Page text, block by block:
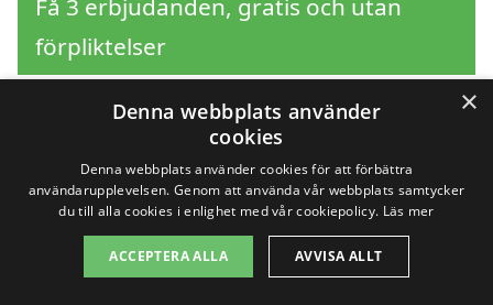
Få 3 erbjudanden, gratis och utan
förpliktelser
Sök efter en
professionell för
trädgårdsdesign i andra
×
Denna webbplats använder
cookies
Denna webbplats använder cookies för att förbättra
användarupplevelsen. Genom att använda vår webbplats samtycker
du till alla cookies i enlighet med vår cookiepolicy. Läs mer
ACCEPTERA ALLA AVVISA ALLT